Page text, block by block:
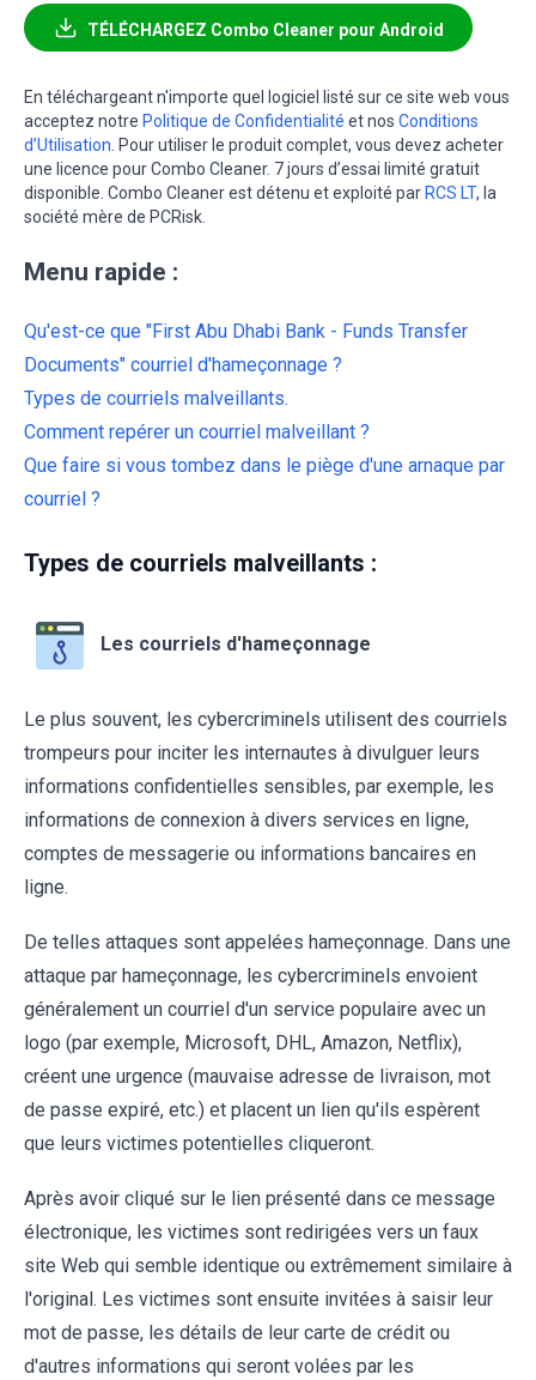
TÉLÉCHARGEZ Combo Cleaner pour Android
En téléchargeant n'importe quel logiciel listé sur ce site web vous
acceptez notre Politique de Confidentialité et nos Conditions
d’Utilisation . Pour utiliser le produit complet, vous devez acheter
une licence pour Combo Cleaner. 7 jours d’essai limité gratuit
disponible. Combo Cleaner est détenu et exploité par RCS LT, la
société mère de PCRisk.
Menu rapide :
Qu'est-ce que "First Abu Dhabi Bank - Funds Transfer
Documents" courriel d'hameçonnage ?
Types de courriels malveillants.
Comment repérer un courriel malveillant ?
Que faire si vous tombez dans le piège d'une arnaque par
courriel ?
Types de courriels malveillants :
Les courriels d'hameçonnage
Le plus souvent, les cybercriminels utilisent des courriels
trompeurs pour inciter les internautes à divulguer leurs
informations confidentielles sensibles, par exemple, les
informations de connexion à divers services en ligne,
comptes de messagerie ou informations bancaires en
ligne.
De telles attaques sont appelées hameçonnage. Dans une
attaque par hameçonnage, les cybercriminels envoient
généralement un courriel d'un service populaire avec un
logo (par exemple, Microsoft, DHL, Amazon, Netflix),
créent une urgence (mauvaise adresse de livraison, mot
de passe expiré, etc.) et placent un lien qu'ils espèrent
que leurs victimes potentielles cliqueront.
Après avoir cliqué sur le lien présenté dans ce message
électronique, les victimes sont redirigées vers un faux
site Web qui semble identique ou extrêmement similaire à
l'original. Les victimes sont ensuite invitées à saisir leur
mot de passe, les détails de leur carte de crédit ou
d'autres informations qui seront volées par les